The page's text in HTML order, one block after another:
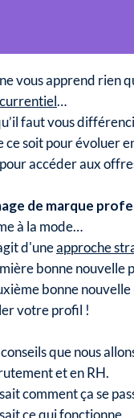
vous apprend rien
…
faut vous
ce soit pour évoluer
accéder aux
de marque
à la mode…
d'uneapproche
bonne nouvelle
bonne nouvelle
votre profil !
que nous
et en RH.
comment ça se
ce qui fonctionne.